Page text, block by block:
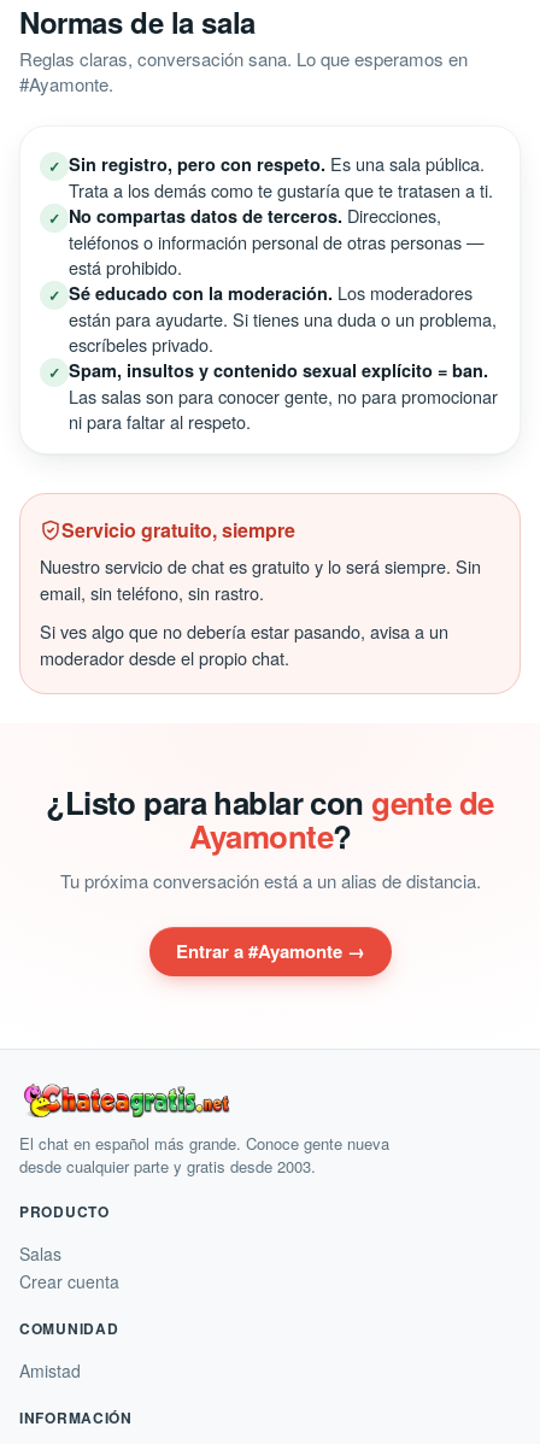
Normas de la sala
Reglas claras, conversación sana. Lo que esperamos en
#Ayamonte.
✓ Sin registro, pero con respeto. Es una sala pública.
Trata a los demás como te gustaría que te tratasen a ti.
✓ No compartas datos de terceros. Direcciones,
teléfonos o información personal de otras personas —
está prohibido.
✓ Sé educado con la moderación. Los moderadores
están para ayudarte. Si tienes una duda o un problema,
escríbeles privado.
✓ Spam, insultos y contenido sexual explícito = ban.
Las salas son para conocer gente, no para promocionar
ni para faltar al respeto.
Servicio gratuito, siempre
Nuestro servicio de chat es gratuito y lo será siempre. Sin
email, sin teléfono, sin rastro.
Si ves algo que no debería estar pasando, avisa a un
moderador desde el propio chat.
¿Listo para hablar con gente de
Ayamonte?
Tu próxima conversación está a un alias de distancia.
Entrar a #Ayamonte →
El chat en español más grande. Conoce gente nueva
desde cualquier parte y gratis desde 2003.
PRODUCTO
Salas
Crear cuenta
COMUNIDAD
Amistad
INFORMACIÓN